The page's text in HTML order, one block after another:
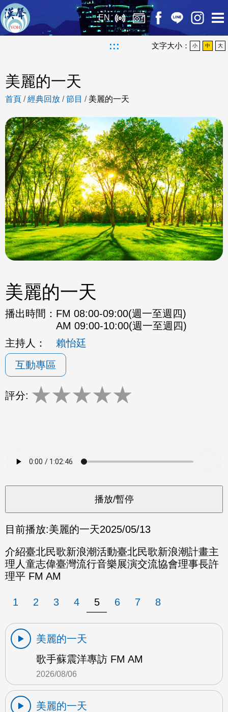
EN
::: 文字大小： 小 中 大
美麗的一天
首頁 /經典回放 /節目 / 美麗的一天
美麗的一天
播出時間： FM 08:00-09:00(週一至週四)
AM 09:00-10:00(週一至週四)
主持人：
賴怡廷
互動專區
評分: ★★★★★
目前播放:美麗的一天2025/05/13
介紹臺北民歌新浪潮活動臺北民歌新浪潮計畫主
理人童志偉臺灣流行音樂展演交流協會理事長許
理平 FM AM
1 2 3 4 5 6 7 8
美麗的一天
歌手蘇震洋專訪 FM AM
2026/08/06
美麗的一天